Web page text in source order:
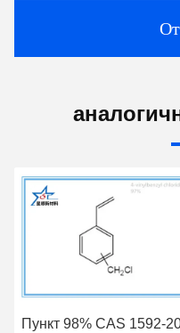
Пункт 98% CAS 1592-